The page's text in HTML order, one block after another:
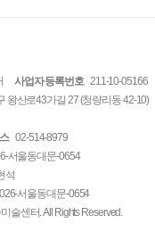
사업자 등록번호 211-10-05166
왕산로43가길 27 (청량리동 42-10)
02-514-8979
서울동대문-0654
석
서울동대문-0654
술센터. All Rights Reserved.